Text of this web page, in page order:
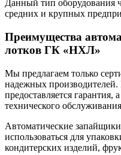
Данный тип оборудования
средних и крупных
Преимущества
лотков ГК «НХЛ»
Мы предлагаем только
надежных
предоставляется
технического
Автоматические
использоваться для
кондитерских изделий,